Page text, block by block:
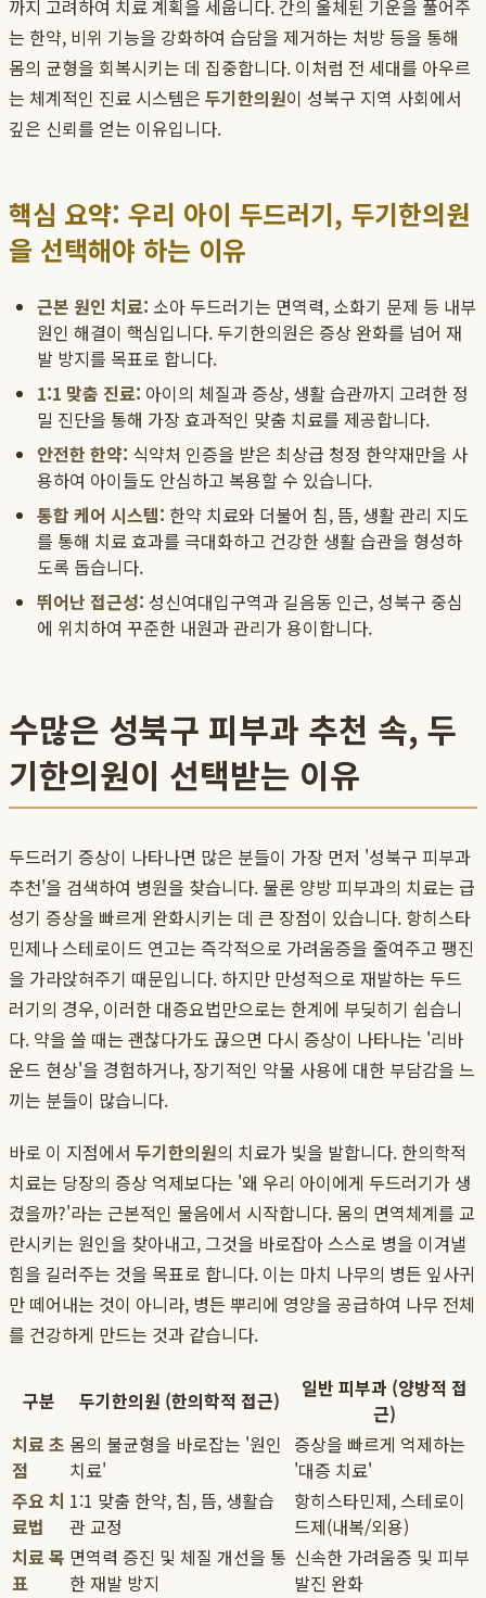
까지 고려하여 치료 계획을 세웁니다. 간의 울체된 기운을 풀어주
는 한약, 비위 기능을 강화하여 습담을 제거하는 처방 등을 통해
몸의 균형을 회복시키는 데 집중합니다. 이처럼 전 세대를 아우르
는 체계적인 진료 시스템은 두기한의원이 성북구 지역 사회에서
깊은 신뢰를 얻는 이유입니다.
핵심 요약: 우리 아이 두드러기, 두기한의원
을 선택해야 하는 이유
근본 원인 치료: 소아 두드러기는 면역력, 소화기 문제 등 내부
원인 해결이 핵심입니다. 두기한의원은 증상 완화를 넘어 재
발 방지를 목표로 합니다.
1:1 맞춤 진료: 아이의 체질과 증상, 생활 습관까지 고려한 정
밀 진단을 통해 가장 효과적인 맞춤 치료를 제공합니다.
안전한 한약: 식약처 인증을 받은 최상급 청정 한약재만을 사
용하여 아이들도 안심하고 복용할 수 있습니다.
통합 케어 시스템: 한약 치료와 더불어 침, 뜸, 생활 관리 지도
를 통해 치료 효과를 극대화하고 건강한 생활 습관을 형성하
도록 돕습니다.
뛰어난 접근성: 성신여대입구역과 길음동 인근, 성북구 중심
에 위치하여 꾸준한 내원과 관리가 용이합니다.
수많은 성북구 피부과 추천 속, 두
기한의원이 선택받는 이유
두드러기 증상이 나타나면 많은 분들이 가장 먼저 '성북구 피부과
추천'을 검색하여 병원을 찾습니다. 물론 양방 피부과의 치료는 급
성기 증상을 빠르게 완화시키는 데 큰 장점이 있습니다. 항히스타
민제나 스테로이드 연고는 즉각적으로 가려움증을 줄여주고 팽진
을 가라앉혀주기 때문입니다. 하지만 만성적으로 재발하는 두드
러기의 경우, 이러한 대증요법만으로는 한계에 부딪히기 쉽습니
다. 약을 쓸 때는 괜찮다가도 끊으면 다시 증상이 나타나는 '리바
운드 현상'을 경험하거나, 장기적인 약물 사용에 대한 부담감을 느
끼는 분들이 많습니다.
바로 이 지점에서 두기한의원의 치료가 빛을 발합니다. 한의학적
치료는 당장의 증상 억제보다는 '왜 우리 아이에게 두드러기가 생
겼을까?'라는 근본적인 물음에서 시작합니다. 몸의 면역체계를 교
란시키는 원인을 찾아내고, 그것을 바로잡아 스스로 병을 이겨낼
힘을 길러주는 것을 목표로 합니다. 이는 마치 나무의 병든 잎사귀
만 떼어내는 것이 아니라, 병든 뿌리에 영양을 공급하여 나무 전체
를 건강하게 만드는 것과 같습니다.
구분 두기한의원 (한의학적 접근)
일반 피부과 (양방적 접
근)
치료 초
점
몸의 불균형을 바로잡는 '원인
치료'
증상을 빠르게 억제하는
'대증 치료'
주요 치
료법
1:1 맞춤 한약, 침, 뜸, 생활습
관 교정
항히스타민제, 스테로이
드제(내복/외용)
치료 목
표
면역력 증진 및 체질 개선을 통
한 재발 방지
신속한 가려움증 및 피부
발진 완화